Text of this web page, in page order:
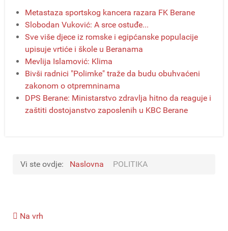
Metastaza sportskog kancera razara FK Berane
Slobodan Vuković: A srce ostuđe...
Sve više djece iz romske i egipćanske populacije
upisuje vrtiće i škole u Beranama
Mevlija Islamović: Klima
Bivši radnici "Polimke" traže da budu obuhvaćeni
zakonom o otpremninama
DPS Berane: Ministarstvo zdravlja hitno da reaguje i
zaštiti dostojanstvo zaposlenih u KBC Berane
Vi ste ovdje: Naslovna POLITIKA
Na vrh